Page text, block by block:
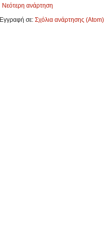
Νεότερη ανάρτηση
Εγγραφή σε: Σχόλια ανάρτησης (Atom)